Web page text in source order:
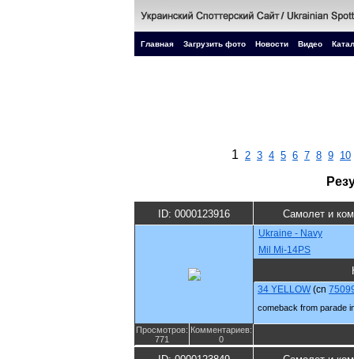
Главная Загрузить фото Новости Видео
1 2 3 4 5 6 7 8 9 10
ID: 0000123916 Самолет и
Ukraine - Navy
Mil Mi-14PS
34 YELLOW (cn
comeback from parade
Просмотров:
771
Комментариев:
0